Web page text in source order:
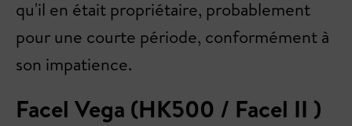
qu'il en était propriétaire, probablement
pour une courte période, conformément à
son impatience.
Facel Vega (HK500 / Facel II )